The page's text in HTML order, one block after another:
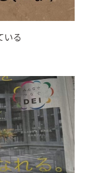
いる